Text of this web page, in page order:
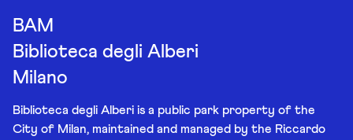
BAM
Biblioteca degli Alberi
Milano
Biblioteca degli Alberi is a public park property of the
City of Milan, maintained and managed by the Riccardo